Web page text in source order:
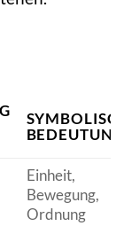
BEDEUTUNG
Einheit,
Bewegung,
Ordnung